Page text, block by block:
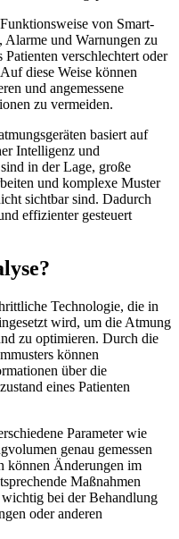
von Smart-
und Warnungen zu
verschlechtert oder
diese Weise können
und angemessene
zu vermeiden.
basiert auf
Intelligenz und
in der Lage, große
und komplexe Muster
sichtbar sind. Dadurch
effizienter gesteuert
Technologie, die in
wird, um die Atmung
zu optimieren. Durch die
können
über die
eines Patienten
Parameter wie
genau gemessen
können Änderungen im
Maßnahmen
bei der Behandlung
oder anderen